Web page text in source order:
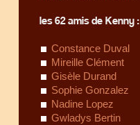
les 62 amis de Kenny :
Constance Duval
Mireille Clément
Gisèle Durand
Sophie Gonzalez
Nadine Lopez
Gwladys Bertin